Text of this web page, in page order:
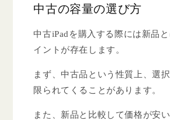
中古の容量の選び方
中古iPadを購入する際には新品
イントが存在します。
まず、中古品という性質上、選
限られてくることがあります。
また、新品と比較して価格が安